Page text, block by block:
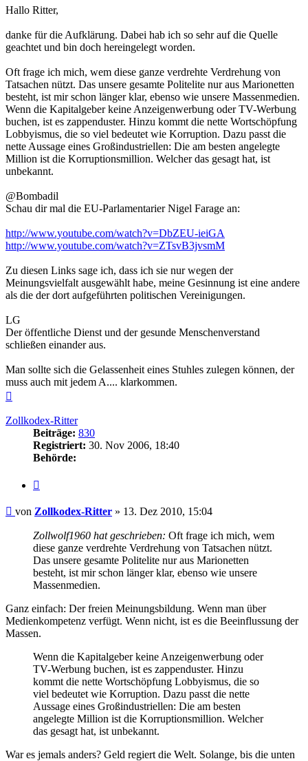
Hallo Ritter,
danke für die Aufklärung. Dabei hab ich so sehr auf die Quelle
geachtet und bin doch hereingelegt worden.
Oft frage ich mich, wem diese ganze verdrehte Verdrehung von
Tatsachen nützt. Das unsere gesamte Politelite nur aus Marionetten
besteht, ist mir schon länger klar, ebenso wie unsere Massenmedien.
Wenn die Kapitalgeber keine Anzeigenwerbung oder TV-Werbung
buchen, ist es zappenduster. Hinzu kommt die nette Wortschöpfung
Lobbyismus, die so viel bedeutet wie Korruption. Dazu passt die
nette Aussage eines Großindustriellen: Die am besten angelegte
Million ist die Korruptionsmillion. Welcher das gesagt hat, ist
unbekannt.
@Bombadil
Schau dir mal die EU-Parlamentarier Nigel Farage an:
http://www.youtube.com/watch?v=DbZEU-ieiGA
http://www.youtube.com/watch?v=ZTsvB3jvsmM
Zu diesen Links sage ich, dass ich sie nur wegen der
Meinungsvielfalt ausgewählt habe, meine Gesinnung ist eine andere
als die der dort aufgeführten politischen Vereinigungen.
LG
Der öffentliche Dienst und der gesunde Menschenverstand
schließen einander aus.
Man sollte sich die Gelassenheit eines Stuhles zulegen können, der
muss auch mit jedem A.... klarkommen.
Zollkodex-Ritter
Beiträge: 830
Registriert: 30. Nov 2006, 18:40
Behörde:
Beitrag
von Zollkodex-Ritter » 13. Dez 2010, 15:04
Zollwolf1960 hat geschrieben: Oft frage ich mich, wem
diese ganze verdrehte Verdrehung von Tatsachen nützt.
Das unsere gesamte Politelite nur aus Marionetten
besteht, ist mir schon länger klar, ebenso wie unsere
Massenmedien.
Ganz einfach: Der freien Meinungsbildung. Wenn man über
Medienkompetenz verfügt. Wenn nicht, ist es die Beeinflussung der
Massen.
Wenn die Kapitalgeber keine Anzeigenwerbung oder
TV-Werbung buchen, ist es zappenduster. Hinzu
kommt die nette Wortschöpfung Lobbyismus, die so
viel bedeutet wie Korruption. Dazu passt die nette
Aussage eines Großindustriellen: Die am besten
angelegte Million ist die Korruptionsmillion. Welcher
das gesagt hat, ist unbekannt.
War es jemals anders? Geld regiert die Welt. Solange, bis die unten